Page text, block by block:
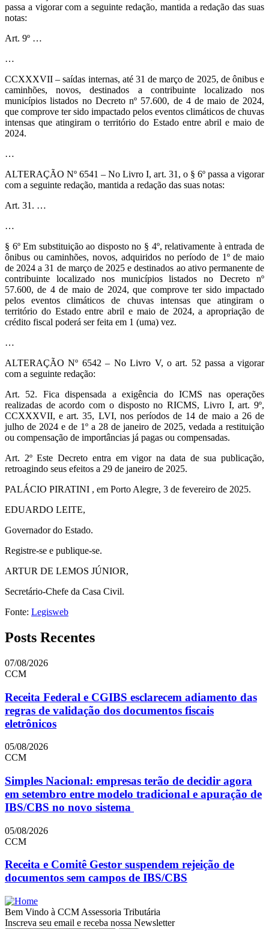
passa a vigorar com a seguinte redação, mantida a redação das suas
notas:
Art. 9º …
…
CCXXXVII – saídas internas, até 31 de março de 2025, de ônibus e
caminhões, novos, destinados a contribuinte localizado nos
municípios listados no Decreto nº 57.600, de 4 de maio de 2024,
que comprove ter sido impactado pelos eventos climáticos de chuvas
intensas que atingiram o território do Estado entre abril e maio de
2024.
…
ALTERAÇÃO Nº 6541 – No Livro I, art. 31, o § 6º passa a vigorar
com a seguinte redação, mantida a redação das suas notas:
Art. 31. …
…
§ 6º Em substituição ao disposto no § 4º, relativamente à entrada de
ônibus ou caminhões, novos, adquiridos no período de 1º de maio
de 2024 a 31 de março de 2025 e destinados ao ativo permanente de
contribuinte localizado nos municípios listados no Decreto nº
57.600, de 4 de maio de 2024, que comprove ter sido impactado
pelos eventos climáticos de chuvas intensas que atingiram o
território do Estado entre abril e maio de 2024, a apropriação de
crédito fiscal poderá ser feita em 1 (uma) vez.
…
ALTERAÇÃO Nº 6542 – No Livro V, o art. 52 passa a vigorar
com a seguinte redação:
Art. 52. Fica dispensada a exigência do ICMS nas operações
realizadas de acordo com o disposto no RICMS, Livro I, art. 9º,
CCXXXVII, e art. 35, LVI, nos períodos de 14 de maio a 26 de
julho de 2024 e de 1º a 28 de janeiro de 2025, vedada a restituição
ou compensação de importâncias já pagas ou compensadas.
Art. 2º Este Decreto entra em vigor na data de sua publicação,
retroagindo seus efeitos a 29 de janeiro de 2025.
PALÁCIO PIRATINI , em Porto Alegre, 3 de fevereiro de 2025.
EDUARDO LEITE,
Governador do Estado.
Registre-se e publique-se.
ARTUR DE LEMOS JÚNIOR,
Secretário-Chefe da Casa Civil.
Fonte: Legisweb
Posts Recentes
07/08/2026
CCM
Receita Federal e CGIBS esclarecem adiamento das
regras de validação dos documentos fiscais
eletrônicos
05/08/2026
CCM
Simples Nacional: empresas terão de decidir agora
em setembro entre modelo tradicional e apuração de
IBS/CBS no novo sistema
05/08/2026
CCM
Receita e Comitê Gestor suspendem rejeição de
documentos sem campos de IBS/CBS
Bem Vindo à CCM Assessoria Tributária
Inscreva seu email e receba nossa Newsletter